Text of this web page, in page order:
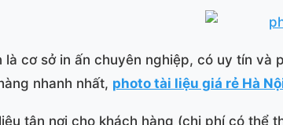
là cơ sở in ấn chuyên nghiệp, có uy tín
nhanh nhất, photo tài liệu giá rẻ Hà
tận nơi cho khách hàng (chi phí có thể